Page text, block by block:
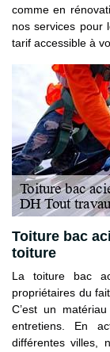
comme en
nos services pour
tarif accessible à
Toiture bac
toiture
La toiture bac
propriétaires du
C’est un
entretiens. En
différentes villes,